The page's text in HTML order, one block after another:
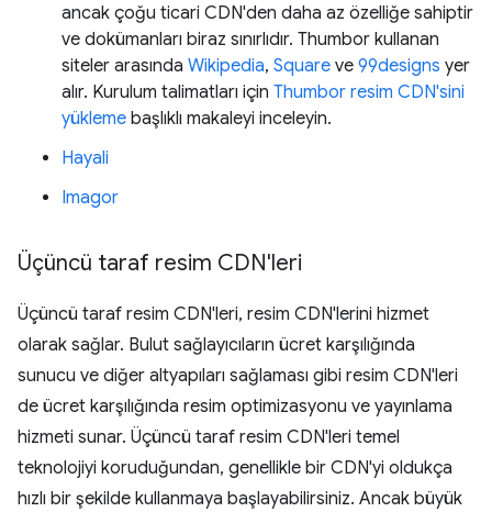
ancak çoğu ticari CDN'den daha az özelliğe sahiptir
ve dokümanları biraz sınırlıdır. Thumbor kullanan
siteler arasında Wikipedia, Square ve 99designs yer
alır. Kurulum talimatları için Thumbor resim CDN'sini
yükleme başlıklı makaleyi inceleyin.
Hayali
Imagor
Üçüncü taraf resim CDN'leri
Üçüncü taraf resim CDN'leri, resim CDN'lerini hizmet
olarak sağlar. Bulut sağlayıcıların ücret karşılığında
sunucu ve diğer altyapıları sağlaması gibi resim CDN'leri
de ücret karşılığında resim optimizasyonu ve yayınlama
hizmeti sunar. Üçüncü taraf resim CDN'leri temel
teknolojiyi koruduğundan, genellikle bir CDN'yi oldukça
hızlı bir şekilde kullanmaya başlayabilirsiniz. Ancak büyük